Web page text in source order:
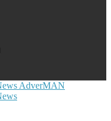
AdverMAN